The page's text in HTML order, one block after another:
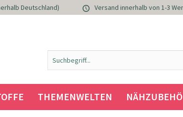
Deutschland) Versand innerhalb von 1-3
THEMENWELTEN